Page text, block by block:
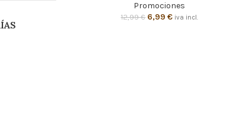
Promociones
12,99€ 6,99€ iva incl.